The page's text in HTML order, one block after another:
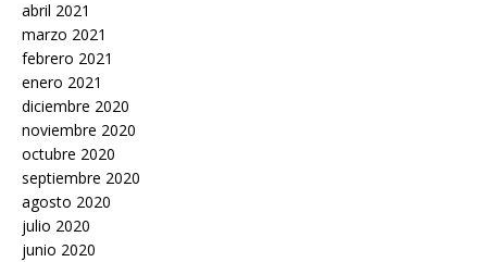
abril 2021
marzo 2021
febrero 2021
enero 2021
diciembre 2020
noviembre 2020
octubre 2020
septiembre 2020
agosto 2020
julio 2020
junio 2020